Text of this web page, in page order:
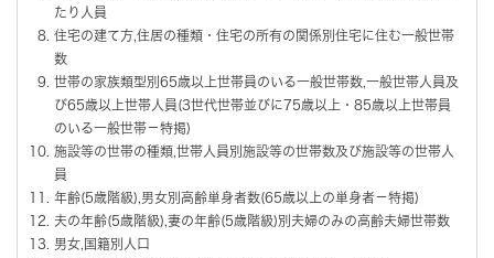
たり人員
住宅の建て方,住居の種類・住宅の所有の関係別住宅に住む一般世帯
数
世帯の家族類型別65歳以上世帯員のいる一般世帯数,一般世帯人員及
び65歳以上世帯人員(3世代世帯並びに75歳以上・85歳以上世帯員
のいる一般世帯－特掲)
施設等の世帯の種類,世帯人員別施設等の世帯数及び施設等の世帯人
員
年齢(5歳階級),男女別高齢単身者数(65歳以上の単身者－特掲)
夫の年齢(5歳階級),妻の年齢(5歳階級)別夫婦のみの高齢夫婦世帯数
男女,国籍別人口